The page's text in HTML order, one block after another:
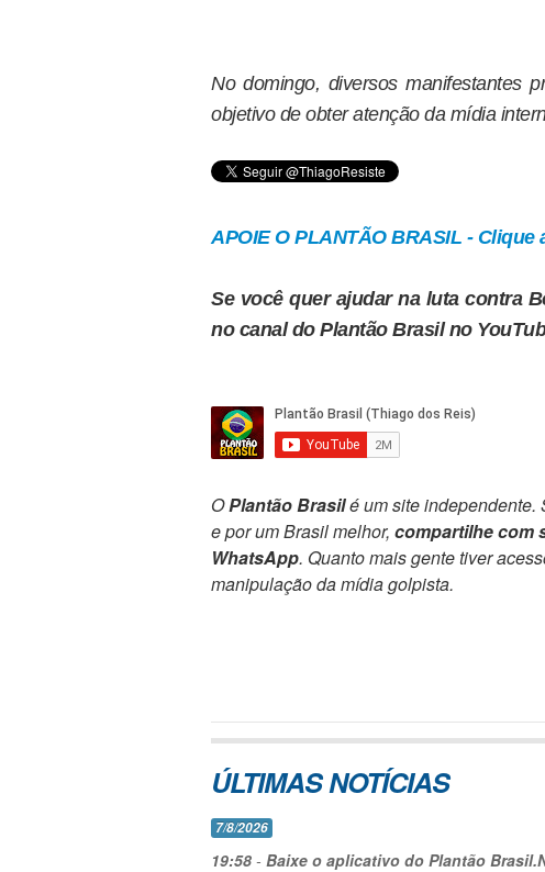
No domingo, diversos manifestantes
objetivo de obter atenção da mídia
APOIE O PLANTÃO BRASIL - Clique
Se você quer ajudar na luta contra
no canal do Plantão Brasil no
OPlantão Brasilé um site independente.
e por um Brasil melhor, compartilhe com
WhatsApp. Quanto mais gente tiver
manipulação da mídia golpista.
ÚLTIMAS NOTÍCIAS
7/8/2026
19:58 - Baixe o aplicativo do Plantão